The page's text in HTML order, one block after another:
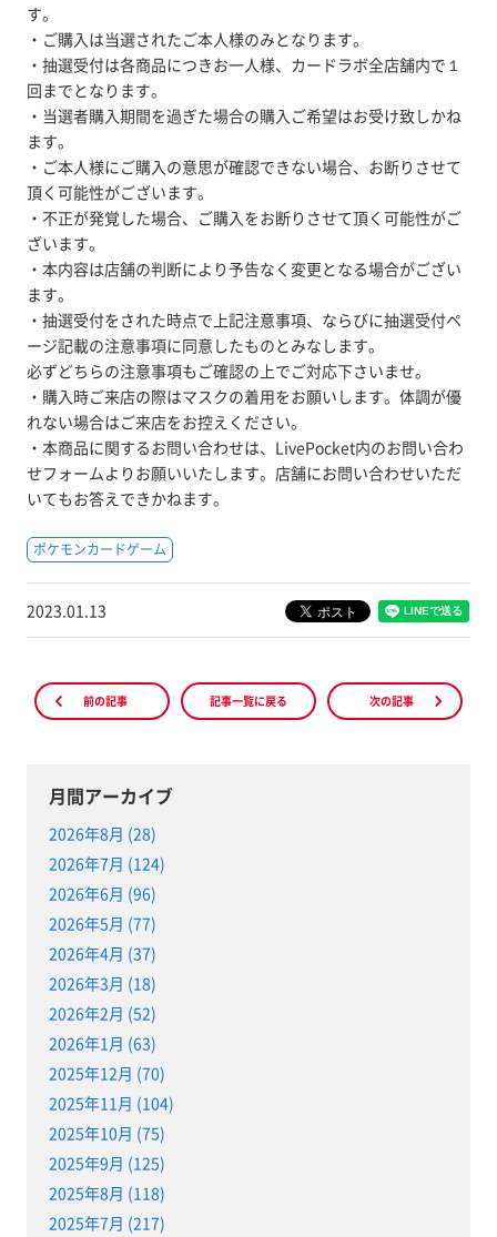
す。
・ご購入は当選されたご本人様のみとなります。
・抽選受付は各商品につきお一人様、カードラボ全店舗内で１
回までとなります。
・当選者購入期間を過ぎた場合の購入ご希望はお受け致しかね
ます。
・ご本人様にご購入の意思が確認できない場合、お断りさせて
頂く可能性がございます。
・不正が発覚した場合、ご購入をお断りさせて頂く可能性がご
ざいます。
・本内容は店舗の判断により予告なく変更となる場合がござい
ます。
・抽選受付をされた時点で上記注意事項、ならびに抽選受付ペ
ージ記載の注意事項に同意したものとみなします。
必ずどちらの注意事項もご確認の上でご対応下さいませ。
・購入時ご来店の際はマスクの着用をお願いします。体調が優
れない場合はご来店をお控えください。
・本商品に関するお問い合わせは、LivePocket内のお問い合わ
せフォームよりお願いいたします。店舗にお問い合わせいただ
いてもお答えできかねます。
ポケモンカードゲーム
2023.01.13
前の記事 記事一覧に戻る 次の記事
月間アーカイブ
2026年8月 (28)
2026年7月 (124)
2026年6月 (96)
2026年5月 (77)
2026年4月 (37)
2026年3月 (18)
2026年2月 (52)
2026年1月 (63)
2025年12月 (70)
2025年11月 (104)
2025年10月 (75)
2025年9月 (125)
2025年8月 (118)
2025年7月 (217)